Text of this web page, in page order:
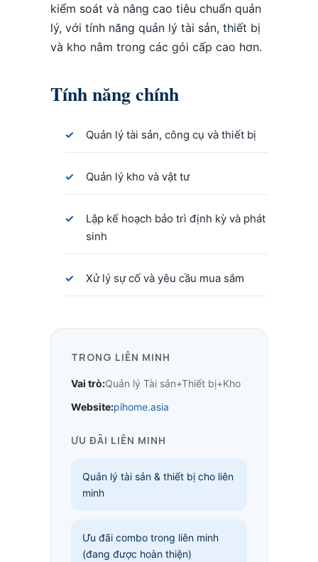
kiểm soát và nâng cao tiêu chuẩn quản
lý, với tính năng quản lý tài sản, thiết bị
và kho nằm trong các gói cấp cao hơn.
Tính năng chính
Quản lý tài sản, công cụ và thiết bị
Quản lý kho và vật tư
Lập kế hoạch bảo trì định kỳ và phát
sinh
Xử lý sự cố và yêu cầu mua sắm
TRONG LIÊN MINH
Vai trò:Quản lý Tài sản+Thiết bị+Kho
Website:pihome.asia
ƯU ĐÃI LIÊN MINH
Quản lý tài sản & thiết bị cho liên
minh
Ưu đãi combo trong liên minh
(đang được hoàn thiện)